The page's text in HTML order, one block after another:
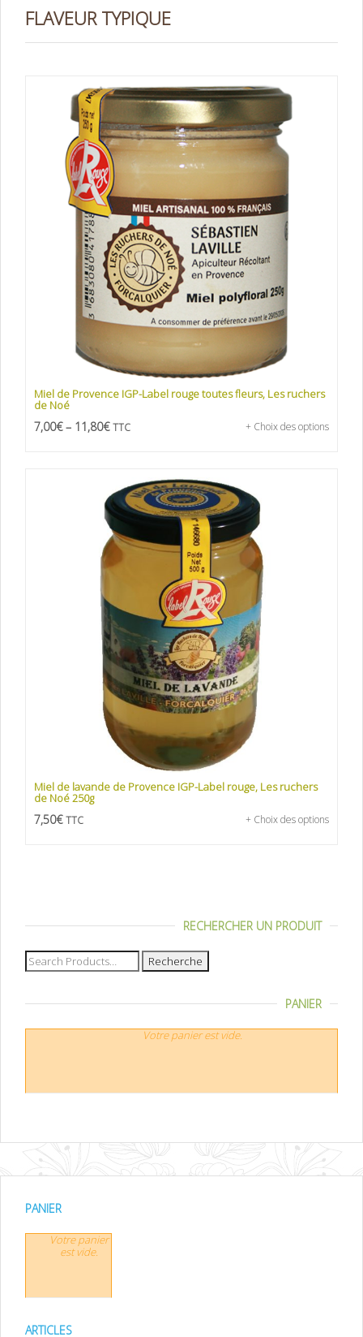
FLAVEUR TYPIQUE
Miel de Provence IGP-Label rouge toutes fleurs, Les ruchers
de Noé
7,00€– 11,80€ TTC + Choix des options
Miel de lavande de Provence IGP-Label rouge, Les ruchers
de Noé 250g
7,50€ TTC + Choix des options
RECHERCHER UN PRODUIT
Recherche
pour :
PANIER
Votre panier est vide.
PANIER
Votre panier
est vide.
ARTICLES